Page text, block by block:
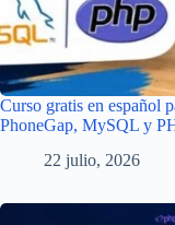
Curso gratis en español
PhoneGap, MySQL y
22 julio, 2026